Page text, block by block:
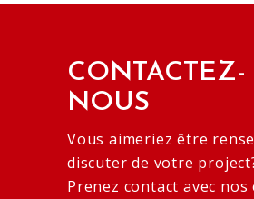
CONTACTEZ-
NOUS
Vous aimeriez être
discuter de votre
Prenez contact avec nos